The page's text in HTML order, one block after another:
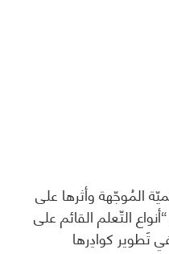
المُوجّهة وأثرها على
التّعلم القائم على
تَطوير كوادِرها